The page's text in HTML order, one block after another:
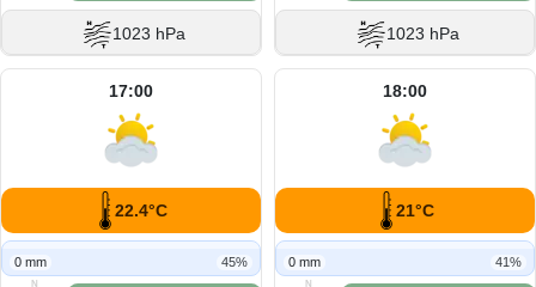
1023 hPa 1023 hPa
17:00
22.4°C
0 mm 45%
N
18:00
21°C
0 mm 41%
N